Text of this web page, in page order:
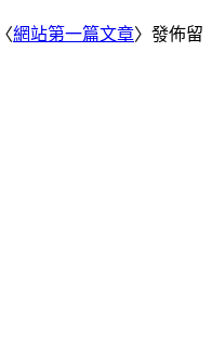
網站第一篇文章〉發佈留